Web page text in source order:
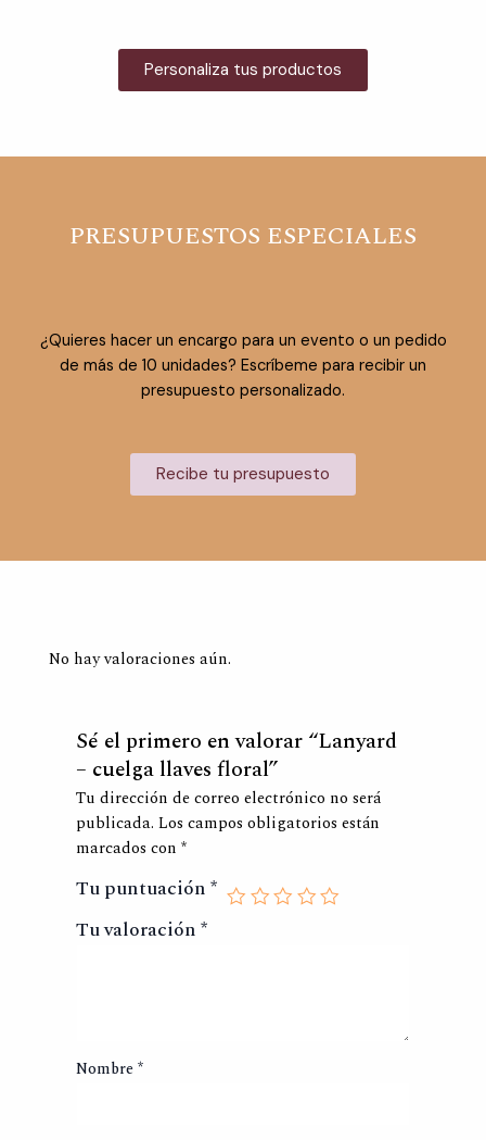
Personaliza tus productos
PRESUPUESTOS ESPECIALES
¿Quieres hacer un encargo para un evento o un pedido
de más de 10 unidades? Escríbeme para recibir un
presupuesto personalizado.
Recibe tu presupuesto
No hay valoraciones aún.
Sé el primero en valorar “Lanyard
– cuelga llaves floral”
Tu dirección de correo electrónico no será
publicada. Los campos obligatorios están
marcados con*
Tu puntuación*
Tu valoración*
Nombre*